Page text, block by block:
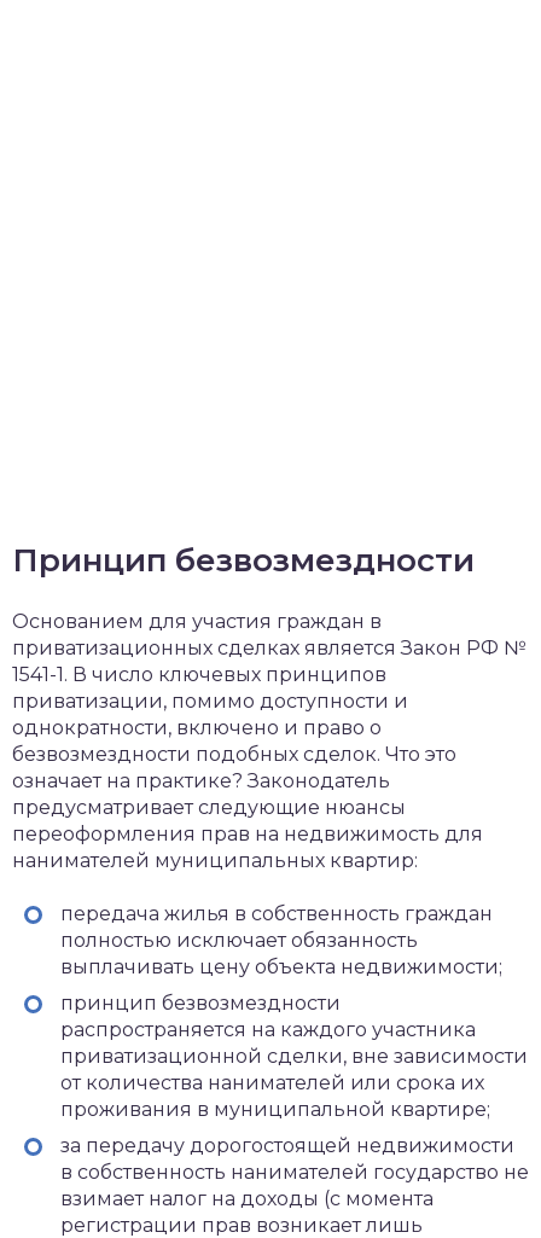
Принцип безвозмездности
Основанием для участия граждан в
приватизационных сделках является Закон РФ №
1541-1. В число ключевых принципов
приватизации, помимо доступности и
однократности, включено и право о
безвозмездности подобных сделок. Что это
означает на практике? Законодатель
предусматривает следующие нюансы
переоформления прав на недвижимость для
нанимателей муниципальных квартир:
передача жилья в собственность граждан
полностью исключает обязанность
выплачивать цену объекта недвижимости;
принцип безвозмездности
распространяется на каждого участника
приватизационной сделки, вне зависимости
от количества нанимателей или срока их
проживания в муниципальной квартире;
за передачу дорогостоящей недвижимости
в собственность нанимателей государство не
взимает налог на доходы (с момента
регистрации прав возникает лишь